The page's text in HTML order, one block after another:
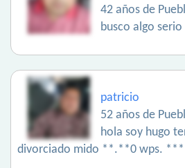
42 años de
busco algo serio
patricio
52 años de
hola soy hugo
divorciado mido **.**0 wps.